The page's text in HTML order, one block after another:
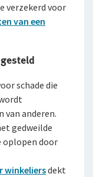
verzekerd voor
van een
schade die
van anderen.
gedweilde
oplopen door
winkeliersdekt